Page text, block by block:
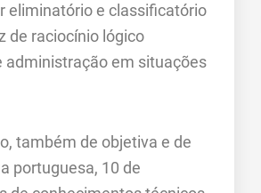
eliminatório e classificatório
de raciocínio lógico
administração em situações
também de objetiva e de
portuguesa, 10 de